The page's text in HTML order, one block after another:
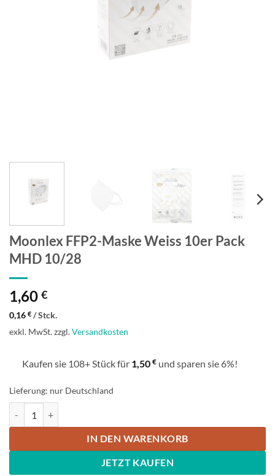
Moonlex FFP2-Maske Weiss 10er Pack
MHD 10/28
1,60 €
0,16 € /Stck.
exkl. MwSt.zzgl.Versandkosten
Kaufen sie 108+ Stück für 1,50 €und sparen sie 6%!
Lieferung: nur Deutschland
IN DEN WARENKORB
JETZT KAUFEN